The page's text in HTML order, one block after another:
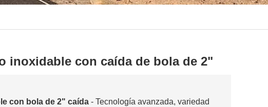
inoxidable con caída de bola de 2"
con bola de 2" caída - Tecnología avanzada, variedad